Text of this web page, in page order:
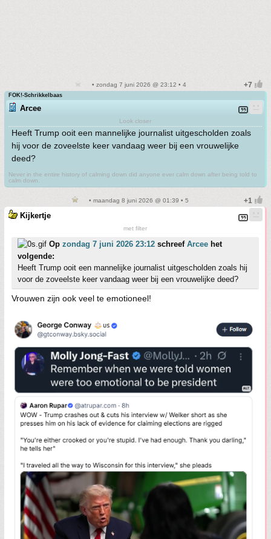
• zondag 7 juni 2026 @ 23:12 • 4
FOK!-Schrikkelbaas
Arcee
Look closer
Heeft Trump ooit een mannelijke journalist uitgescholden zoals
hij voor de zoveelste keer vandaag weer bij een vrouwelijke
deed?
Never in the entire history of calming down did anyone ever calm down after being told to
calm down.
• maandag 8 juni 2026 @ 01:39 • 5
Kijkertje
met filter
Op zondag 7 juni 2026 23:12 schreef Arcee het
volgende:
Heeft Trump ooit een mannelijke journalist uitgescholden zoals hij
voor de zoveelste keer vandaag weer bij een vrouwelijke deed?
Vrouwen zijn ook veel te emotioneel!